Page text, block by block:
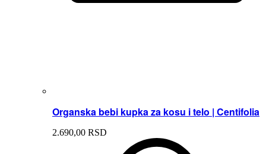
Organska bebi kupka za kosu i telo | Centifolia
2.690,00 RSD